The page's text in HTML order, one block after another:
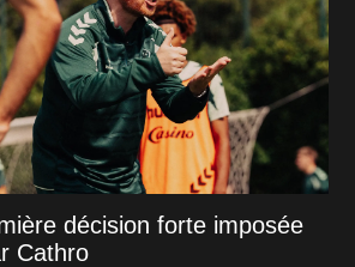
décision forte imposée
Cathro